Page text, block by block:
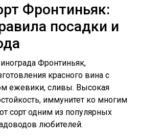
Фронтиньяк:
посадки и
Фронтиньяк,
красного вина с
ежевики, сливы. Высокая
иммунитет ко многим
сорт одним из популярных
любителей.